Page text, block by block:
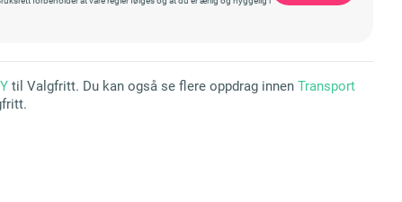
til Valgfritt. Du kan også se flere oppdrag innen Transport